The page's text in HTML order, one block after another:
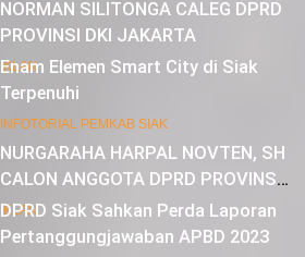
NORMAN SILITONGA CALEG DPRD
PROVINSI DKI JAKARTA
IKLAN
NURGARAHA HARPAL NOVTEN, SH
CALON ANGGOTA DPRD PROVINSI
DKI JAKARTA
IKLAN
Enam Elemen Smart City di Siak
Terpenuhi
INFOTORIAL PEMKAB SIAK
DPRD Siak Sahkan Perda Laporan
Pertanggungjawaban APBD 2023